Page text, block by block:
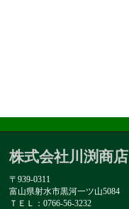
株式会社川渕商店
〒939-0311
富山県射水市黒河一ツ山5084
ＴＥＬ：0766-56-3232